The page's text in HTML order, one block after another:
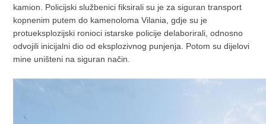
kamion. Policijski službenici fiksirali su je za siguran transport
kopnenim putem do kamenoloma Vilania, gdje su je
protueksplozijski ronioci istarske policije delaborirali, odnosno
odvojili inicijalni dio od eksplozivnog punjenja. Potom su dijelovi
mine uništeni na siguran način.